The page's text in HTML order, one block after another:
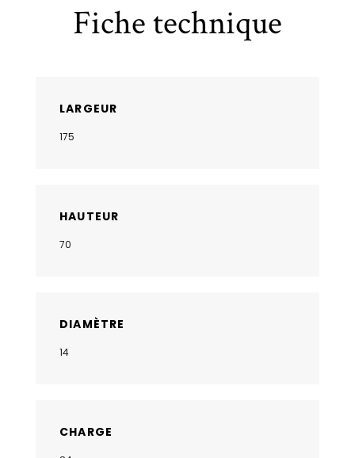
Fiche technique
LARGEUR
175
HAUTEUR
70
DIAMÈTRE
14
CHARGE